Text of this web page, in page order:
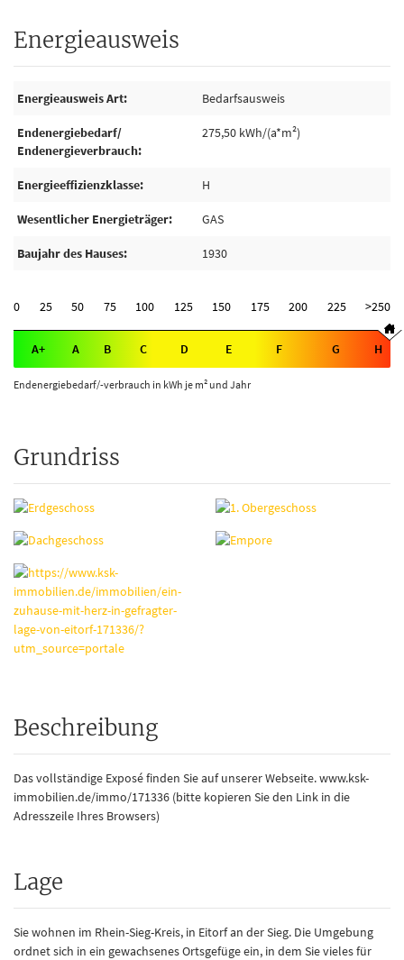
Energieausweis
Energieausweis Art Bedarfsausweis
Endenergiebedarf/
Endenergieverbrauch
275,50 kWh/(a*m²)
Energieeffizienzklasse H
Wesentlicher Energieträger GAS
Baujahr des Hauses 1930
0 25 50 75 100 125 150 175 200 225 >250
A+ A B C D E F G H
Endenergiebedarf/-verbrauch in kWh je m² und Jahr
Grundriss
Beschreibung
Das vollständige Exposé finden Sie auf unserer Webseite. www.ksk-
immobilien.de/immo/171336 (bitte kopieren Sie den Link in die
Adresszeile Ihres Browsers)
Lage
Sie wohnen im Rhein-Sieg-Kreis, in Eitorf an der Sieg. Die Umgebung
ordnet sich in ein gewachsenes Ortsgefüge ein, in dem Sie vieles für